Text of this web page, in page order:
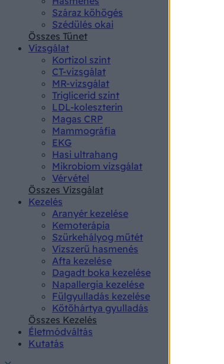
Száraz köhögés
Szédülés okai
Összes Tünet
Vizsgálat
Kortizol szint
CT-vizsgálat
MR-vizsgálat
Triglicerid szint
LDL-koleszterin
Magas CRP
Mammográfia
EKG
Hasi ultrahang
Mikrobiom vizsgálat
Vérvétel
Összes Vizsgálat
Kezelés
Aranyér kezelése
Kemoterápia
Szürkehályog műtét
Vízszerű hasmenés
Afta kezelése
Dagadt boka kezelése
Napallergia kezelése
Fülgyulladás kezelése
Kötőhártya gyulladás
Összes Kezelés
Életmódváltás
Kutatás